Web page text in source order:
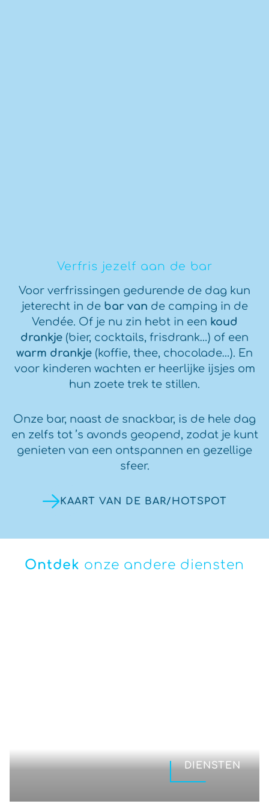
Verfris jezelf aan de bar
Voor verfrissingen gedurende de dag kun
jeterecht in de bar van de camping in de
Vendée. Of je nu zin hebt in een koud
drankje (bier, cocktails, frisdrank…) of een
warm drankje (koffie, thee, chocolade…). En
voor kinderen wachten er heerlijke ijsjes om
hun zoete trek te stillen.
Onze bar, naast de snackbar, is de hele dag
en zelfs tot ’s avonds geopend, zodat je kunt
genieten van een ontspannen en gezellige
sfeer.
KAART VAN DE BAR/HOTSPOT
Ontdek onze andere diensten
DIENSTEN